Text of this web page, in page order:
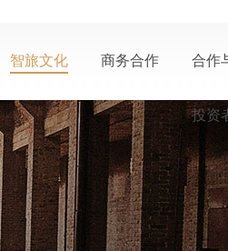
智旅文化
生态酿酒
智慧之旅
智慧人物
商务合作
推荐官招募
合作
招
招
投资
社
信